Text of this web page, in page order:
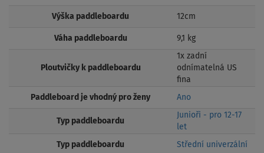
Výška paddleboardu 12cm
Váha paddleboardu 9,1 kg
Ploutvičky k paddleboardu
1x zadní
odnímatelná US
fina
Paddleboard je vhodný pro ženy Ano
Typ paddleboardu
Junioři - pro 12-17
let
Typ paddleboardu Střední univerzální